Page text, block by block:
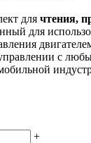
для чтения,
для
с
+